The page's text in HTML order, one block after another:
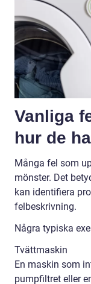
Vanliga
hur de
Många fel som
mönster. Det
kan identifiera
felbeskrivning.
Några typiska
Tvättmaskin
En maskin som
pumpfiltret eller